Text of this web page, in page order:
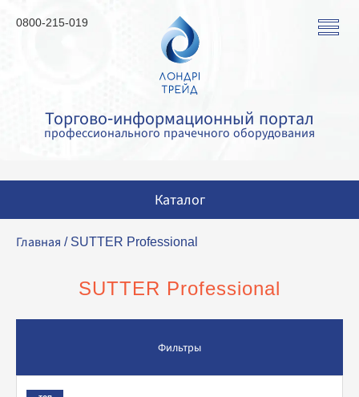
Торгово-информационный портал
профессионального прачечного оборудования
0800-215-019
Каталог
Стиральные машины
Гладильные машины
Вспомогательное оборудование
Главная / SUTTER Professional
SUTTER Professional
Фильтры